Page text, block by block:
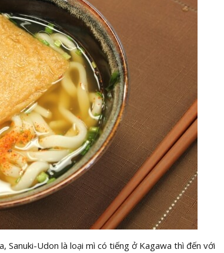
Sanuki-Udon là loại mì có tiếng ở Kagawa thì đến với